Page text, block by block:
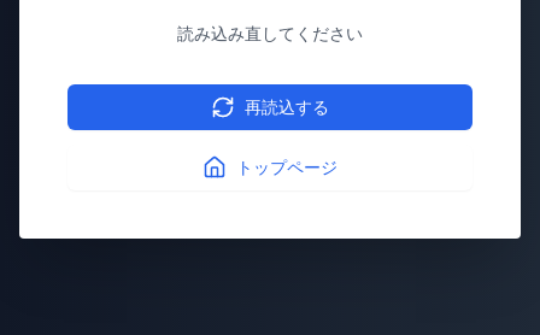
読み込み直してください
再読込する
トップページ